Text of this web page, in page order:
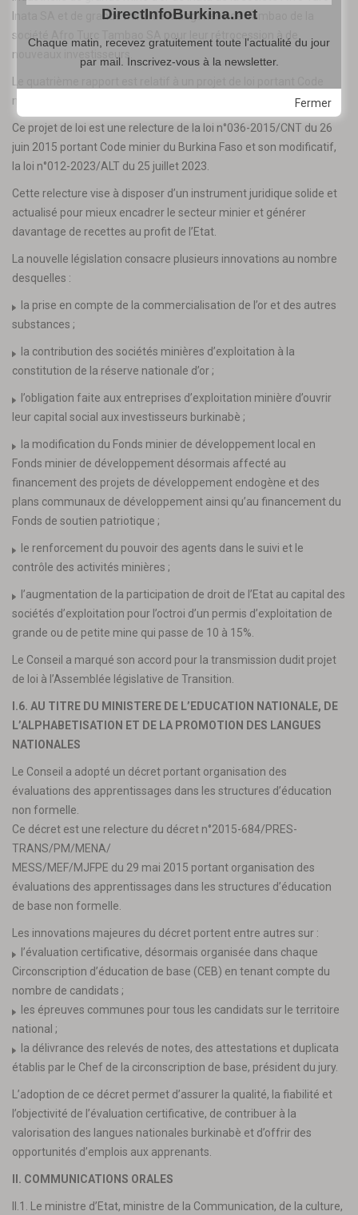
Inata SA et de grande mine de manganèse de Tambao de la
société Afro Turc Tambao SA pour leur rétrocession à de
nouveaux investisseurs.
minier du Burkina Faso.
Ce projet de loi est une relecture de la loi n°036-2015/CNT du 26
juin 2015 portant Code minier du Burkina Faso et son modificatif,
la loi n°012-2023/ALT du 25 juillet 2023.
Cette relecture vise à disposer d’un instrument juridique solide et
actualisé pour mieux encadrer le secteur minier et générer
davantage de recettes au profit de l’Etat.
La nouvelle législation consacre plusieurs innovations au nombre
desquelles :
la prise en compte de la commercialisation de l’or et des autres
substances ;
la contribution des sociétés minières d’exploitation à la
constitution de la réserve nationale d’or ;
l’obligation faite aux entreprises d’exploitation minière d’ouvrir
leur capital social aux investisseurs burkinabè ;
la modification du Fonds minier de développement local en
Fonds minier de développement désormais affecté au
financement des projets de développement endogène et des
plans communaux de développement ainsi qu’au financement du
Fonds de soutien patriotique ;
le renforcement du pouvoir des agents dans le suivi et le
contrôle des activités minières ;
l’augmentation de la participation de droit de l’Etat au capital des
sociétés d’exploitation pour l’octroi d’un permis d’exploitation de
grande ou de petite mine qui passe de 10 à 15%.
Le Conseil a marqué son accord pour la transmission dudit projet
de loi à l’Assemblée législative de Transition.
I.6. AU TITRE DU MINISTERE DE L’EDUCATION NATIONALE, DE
L’ALPHABETISATION ET DE LA PROMOTION DES LANGUES
NATIONALES
Le Conseil a adopté un décret portant organisation des
évaluations des apprentissages dans les structures d’éducation
non formelle.
Ce décret est une relecture du décret n°2015-684/PRES-
TRANS/PM/MENA/
MESS/MEF/MJFPE du 29 mai 2015 portant organisation des
évaluations des apprentissages dans les structures d’éducation
de base non formelle.
Les innovations majeures du décret portent entre autres sur :
l’évaluation certificative, désormais organisée dans chaque
Circonscription d’éducation de base (CEB) en tenant compte du
nombre de candidats ;
les épreuves communes pour tous les candidats sur le territoire
national ;
la délivrance des relevés de notes, des attestations et duplicata
établis par le Chef de la circonscription de base, président du jury.
L’adoption de ce décret permet d’assurer la qualité, la fiabilité et
l’objectivité de l’évaluation certificative, de contribuer à la
valorisation des langues nationales burkinabè et d’offrir des
opportunités d’emplois aux apprenants.
II. COMMUNICATIONS ORALES
II.1. Le ministre d’Etat, ministre de la Communication, de la culture,
Fermer
DirectInfoBurkina.net
Chaque matin, recevez gratuitement toute l'actualité du jour
par mail. Inscrivez-vous à la newsletter.